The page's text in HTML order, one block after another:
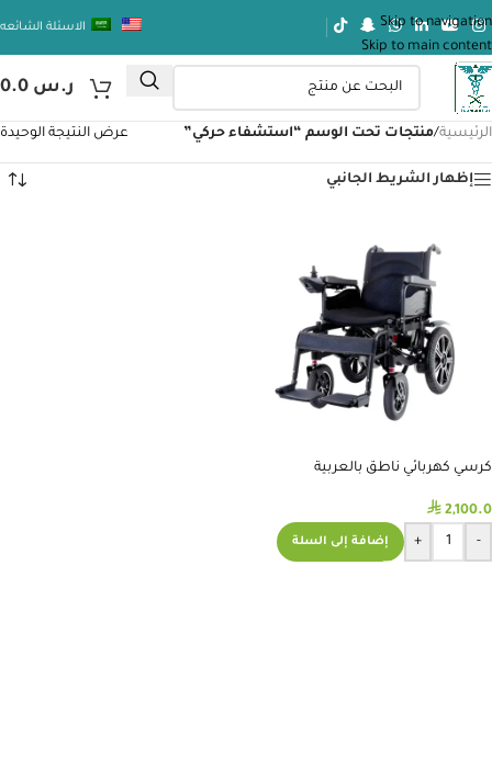
Skip to navigation
Skip to main content
الاسئلة الشائعه
ر.س
الرئيسية/منتجات تحت الوسم “استشفاء حركي” عرض النتيجة الوحيدة
إظهار الشريط الجانبي
كرسي كهربائي ناطق بالعربية
⃁ 2,100.0
-
+ إضافة إلى السلة